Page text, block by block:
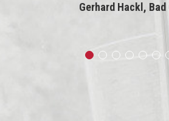
Gerhard Hackl, Bad